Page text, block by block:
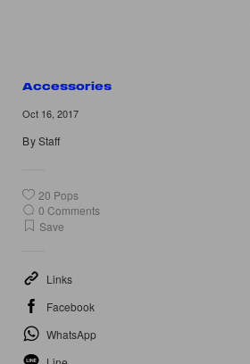
Accessories
Oct 16, 2017
ByStaff
20 Pops
0 Comments
Save
Links
Facebook
WhatsApp